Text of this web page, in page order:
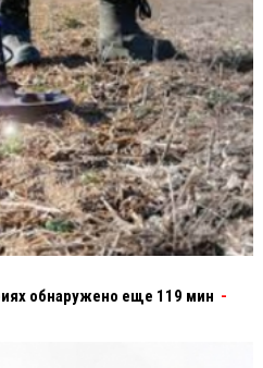
обнаружено еще 119 мин -